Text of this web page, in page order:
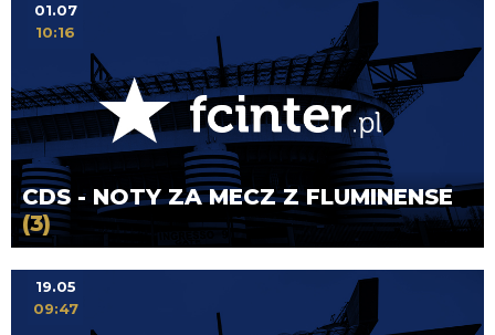
CDS - NOTY ZA MECZ Z FLUMINENSE
(3)
01.07
10:16
19.05
09:47